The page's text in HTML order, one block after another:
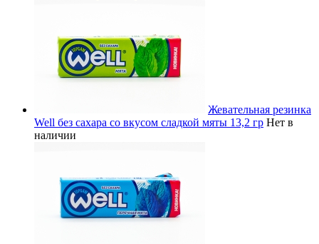
Жевательная резинка
Well без сахара со вкусом сладкой мяты 13,2 гр Нет в
наличии